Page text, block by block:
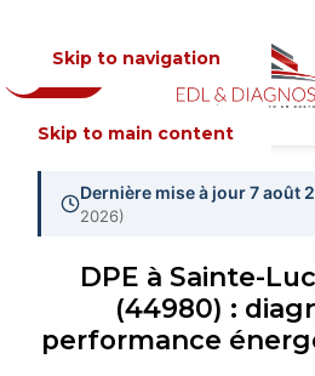
Skip to navigation
Skip to main content
MENU
Dernière mise à jour 7 août
2026)
DPE à Sainte-
(44980) :
performance